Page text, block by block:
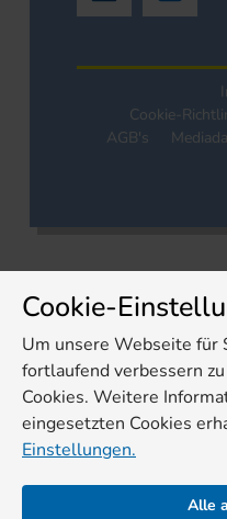
Cookie-
AGB's
Cookie-
Um unsere Webseite für
fortlaufend verbessern
Cookies. Weitere
eingesetzten Cookies
Einstellungen.
Alle